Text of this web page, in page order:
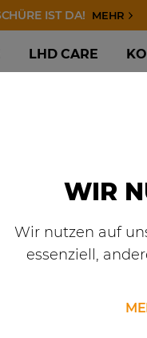
WIR
Wir nutzen auf
essenziell,
IST DA! MEHR
LHD CARE